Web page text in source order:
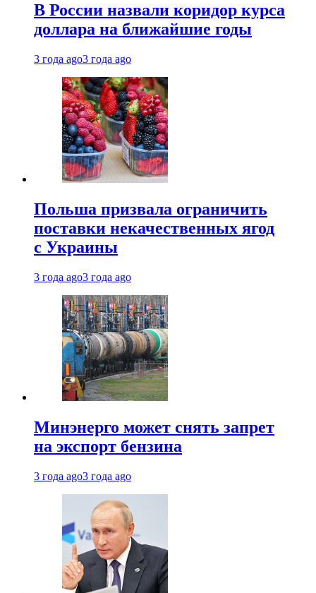
В России назвали коридор курса
доллара на ближайшие годы
3 года ago3 года ago
Польша призвала ограничить
поставки некачественных ягод
с Украины
3 года ago3 года ago
Минэнерго может снять запрет
на экспорт бензина
3 года ago3 года ago